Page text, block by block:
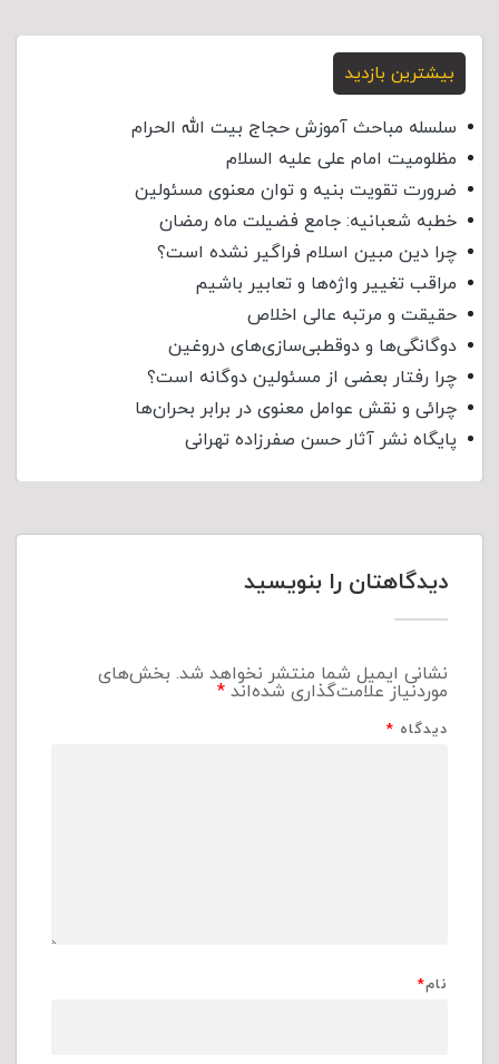
بیشترین بازدید
سلسله مباحث آموزش حجاج بیت الله الحرام
مظلومیت امام علی علیه السلام
ضرورت تقویت بنیه و توان معنوی مسئولین
خطبه شعبانیه: جامع فضیلت ماه رمضان
چرا دین مبین اسلام فراگیر نشده است؟
مراقب تغییر واژه‌ها و تعابیر باشیم
حقیقت و مرتبه عالی اخلاص
دوگانگی‌ها و دوقطبی‌سازی‌های دروغین
چرا رفتار بعضی از مسئولین دوگانه است؟
چرائی و نقش عوامل معنوی در برابر بحران‌ها
پایگاه نشر آثار حسن صفرزاده تهرانی
دیدگاهتان را بنویسید
نشانی ایمیل شما منتشر نخواهد شد. بخش‌های
موردنیاز علامت‌گذاری شده‌اند*
دیدگاه *
نام*